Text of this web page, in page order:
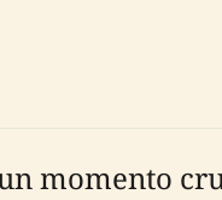
momento